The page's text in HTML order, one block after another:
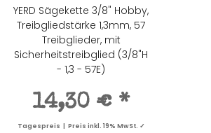
YERD Sägekette 3/8" Hobby,
Treibgliedstärke 1,3mm, 57
Treibglieder, mit
Sicherheitstreibglied (3/8"H
- 1,3 - 57E)
14,30 € *
Tagespreis | Preis inkl. 19% MwSt. ✓